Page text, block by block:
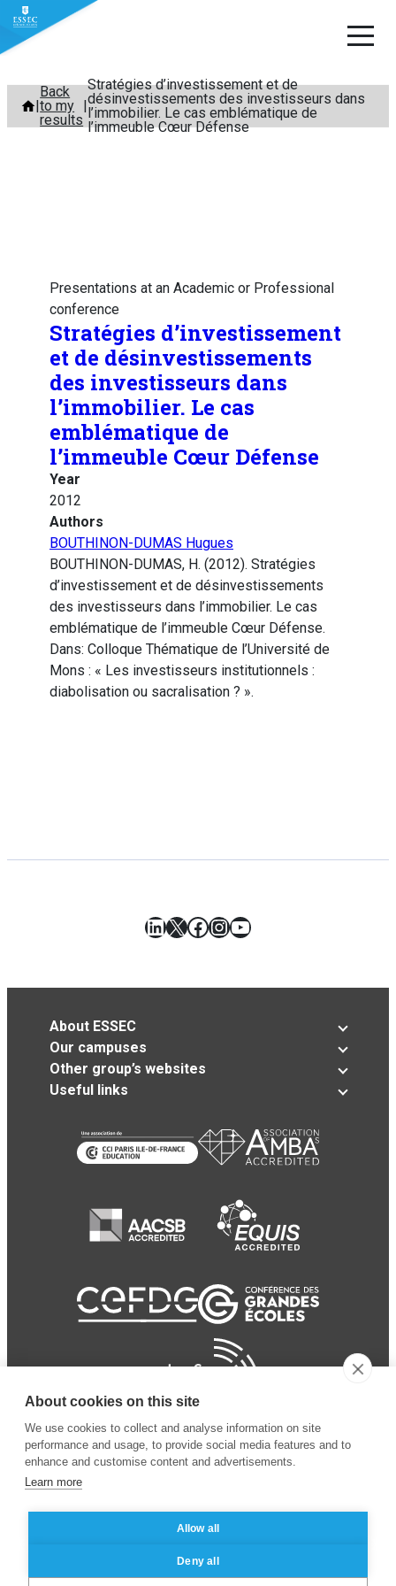
Skip
content
Back
to my
results
Stratégies d’investissement et de
désinvestissements des investisseurs dans
l’immobilier. Le cas emblématique de
l’immeuble Cœur Défense
Presentations at an Academic or Professional
conference
Stratégies d’investissement
et de désinvestissements
des investisseurs dans
l’immobilier. Le cas
emblématique de
l’immeuble Cœur Défense
Year
2012
Authors
BOUTHINON-DUMAS Hugues
BOUTHINON-DUMAS, H. (2012). Stratégies
d’investissement et de désinvestissements
des investisseurs dans l’immobilier. Le cas
emblématique de l’immeuble Cœur Défense.
Dans: Colloque Thématique de l’Université de
Mons : « Les investisseurs institutionnels :
diabolisation ou sacralisation ? ».
LinkedIn
X Facebook
Instagram
YouTube
About ESSEC
Our campuses
Other group’s websites
Useful links
© 2024 ESSEC Business
School
Legal notice
privacy policy
About cookies on this site
We use cookies to collect and analyse information on site
performance and usage, to provide social media features and to
enhance and customise content and advertisements.
Learn more
Allow all
Deny all